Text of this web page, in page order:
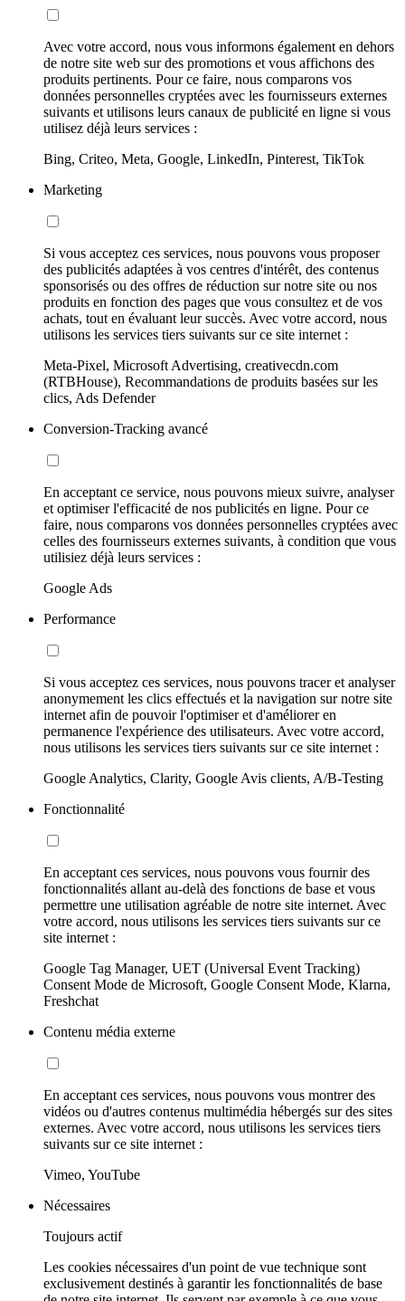
Avec votre accord, nous vous informons également en dehors
de notre site web sur des promotions et vous affichons des
produits pertinents. Pour ce faire, nous comparons vos
données personnelles cryptées avec les fournisseurs externes
suivants et utilisons leurs canaux de publicité en ligne si vous
utilisez déjà leurs services :
Bing, Criteo, Meta, Google, LinkedIn, Pinterest, TikTok
Marketing
Si vous acceptez ces services, nous pouvons vous proposer
des publicités adaptées à vos centres d'intérêt, des contenus
sponsorisés ou des offres de réduction sur notre site ou nos
produits en fonction des pages que vous consultez et de vos
achats, tout en évaluant leur succès. Avec votre accord, nous
utilisons les services tiers suivants sur ce site internet :
Meta-Pixel, Microsoft Advertising, creativecdn.com
(RTBHouse), Recommandations de produits basées sur les
clics, Ads Defender
Conversion-Tracking avancé
En acceptant ce service, nous pouvons mieux suivre, analyser
et optimiser l'efficacité de nos publicités en ligne. Pour ce
faire, nous comparons vos données personnelles cryptées avec
celles des fournisseurs externes suivants, à condition que vous
utilisiez déjà leurs services :
Google Ads
Performance
Si vous acceptez ces services, nous pouvons tracer et analyser
anonymement les clics effectués et la navigation sur notre site
internet afin de pouvoir l'optimiser et d'améliorer en
permanence l'expérience des utilisateurs. Avec votre accord,
nous utilisons les services tiers suivants sur ce site internet :
Google Analytics, Clarity, Google Avis clients, A/B-Testing
Fonctionnalité
En acceptant ces services, nous pouvons vous fournir des
fonctionnalités allant au-delà des fonctions de base et vous
permettre une utilisation agréable de notre site internet. Avec
votre accord, nous utilisons les services tiers suivants sur ce
site internet :
Google Tag Manager, UET (Universal Event Tracking)
Consent Mode de Microsoft, Google Consent Mode, Klarna,
Freshchat
Contenu média externe
En acceptant ces services, nous pouvons vous montrer des
vidéos ou d'autres contenus multimédia hébergés sur des sites
externes. Avec votre accord, nous utilisons les services tiers
suivants sur ce site internet :
Vimeo, YouTube
Nécessaires
Toujours actif
Les cookies nécessaires d'un point de vue technique sont
exclusivement destinés à garantir les fonctionnalités de base